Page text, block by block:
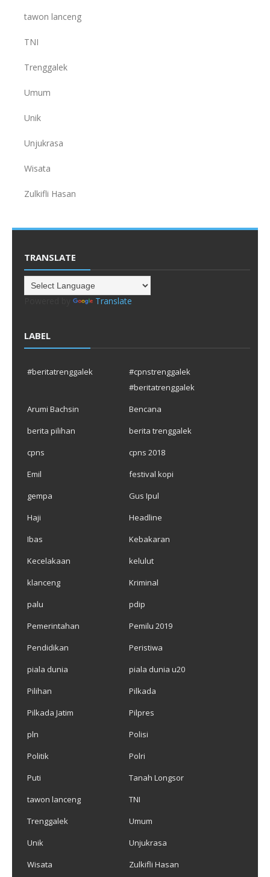
tawon lanceng
TNI
Trenggalek
Umum
Unik
Unjukrasa
Wisata
Zulkifli Hasan
TRANSLATE
Translate
LABEL
#beritatrenggalek
#cpnstrenggalek
#beritatrenggalek
Arumi Bachsin
Bencana
berita pilihan
berita trenggalek
cpns
cpns 2018
Emil
festival kopi
gempa
Gus Ipul
Haji
Headline
Ibas
Kebakaran
Kecelakaan
kelulut
klanceng
Kriminal
palu
pdip
Pemerintahan
Pemilu 2019
Pendidikan
Peristiwa
piala dunia
piala dunia u20
Pilihan
Pilkada
Pilkada Jatim
Pilpres
pln
Polisi
Politik
Polri
Puti
Tanah Longsor
tawon lanceng
TNI
Trenggalek
Umum
Unik
Unjukrasa
Wisata
Zulkifli Hasan